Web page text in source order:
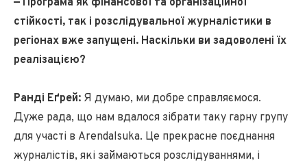
стійкості, так і розслідувальної журналістики в
регіонах вже запущені. Наскільки ви задоволені їх
реалізацією?
Ранді Еґрей: Я думаю, ми добре справляємося.
Дуже рада, що нам вдалося зібрати таку гарну групу
для участі в Arendalsuka. Це прекрасне поєднання
журналістів, які займаються розслідуваннями, і